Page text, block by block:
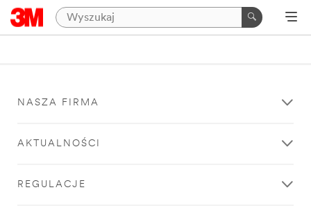
NASZA FIRMA
AKTUALNOŚCI
REGULACJE